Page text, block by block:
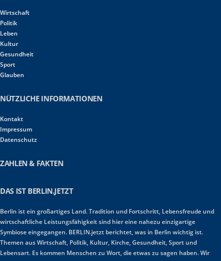
Wirtschaft
Politik
Leben
Kultur
Gesundheit
Sport
Glauben
NÜTZLICHE INFORMATIONEN
Kontakt
Impressum
Datenschutz
ZAHLEN & FAKTEN
DAS IST BERLIN.JETZT
Berlin ist ein großartiges Land. Tradition und Fortschritt, Lebensfreude und
wirtschaftliche Leistungsfähigkeit sind hier eine nahezu einzigartige
Symbiose eingegangen. BERLIN.jetzt berichtet, was in Berlin wichtig ist.
Themen aus Wirtschaft, Politik, Kultur, Kirche, Gesundheit, Sport und
Lebensart. Es kommen Menschen zu Wort, die etwas zu sagen haben. Wir